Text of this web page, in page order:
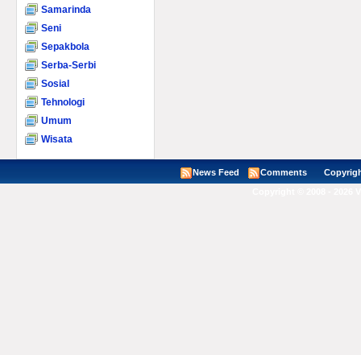
Samarinda
Seni
Sepakbola
Serba-Serbi
Sosial
Tehnologi
Umum
Wisata
News Feed Comments Copyright